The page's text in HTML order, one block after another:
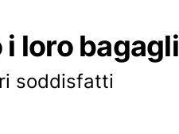
loro bagagli
soddisfatti